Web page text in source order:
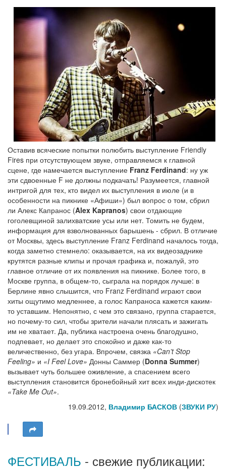
Оставив всяческие попытки полюбить выступление Friendly
Fires при отсутствующем звуке, отправляемся к главной
сцене, где намечается выступление Franz Ferdinand: ну уж
эти сдвоенные F не должны подкачать! Разумеется, главной
интригой для тех, кто видел их выступления в июле (и в
особенности на пикнике «Афиши») был вопрос о том, сбрил
ли Алекс Капранос (Alex Kapranos) свои отдающие
гоголевщиной залихватские усы или нет. Томить не будем,
информация для взволнованных барышень - сбрил. В отличие
от Москвы, здесь выступление Franz Ferdinand началось тогда,
когда заметно стемнело: оказывается, на их видеозаднике
крутятся разные клипы и прочая графика и, пожалуй, это
главное отличие от их появления на пикнике. Более того, в
Москве группа, в общем-то, сыграла на порядок лучше: в
Берлине явно слышится, что Franz Ferdinand играют свои
хиты ощутимо медленнее, а голос Капраноса кажется каким-
то уставшим. Непонятно, с чем это связано, группа старается,
но почему-то сил, чтобы зрители начали плясать и зажигать
им не хватает. Да, публика настроена очень благодушно,
подпевает, но делает это спокойно и даже как-то
величественно, без угара. Впрочем, связка «Can’t Stop
Feeling» и «I Feel Love» Донны Саммер (Donna Summer)
вызывает чуть большее оживление, а спасением всего
выступления становится бронебойный хит всех инди-дискотек
«Take Me Out».
19.09.2012, Владимир БАСКОВ (ЗВУКИ РУ)
ФЕСТИВАЛЬ - свежие публикации: